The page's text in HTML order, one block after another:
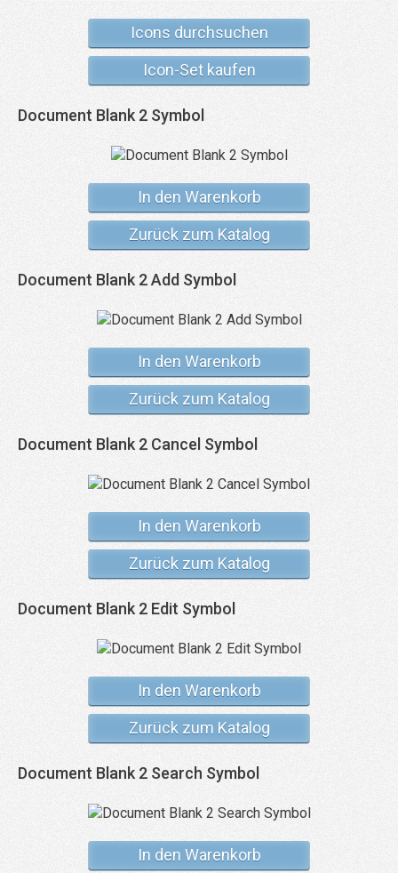
Icons durchsuchen
Icon-Set kaufen
Document Blank 2 Symbol
In den Warenkorb
Zurück zum Katalog
Document Blank 2 Add Symbol
In den Warenkorb
Zurück zum Katalog
Document Blank 2 Cancel Symbol
In den Warenkorb
Zurück zum Katalog
Document Blank 2 Edit Symbol
In den Warenkorb
Zurück zum Katalog
Document Blank 2 Search Symbol
In den Warenkorb